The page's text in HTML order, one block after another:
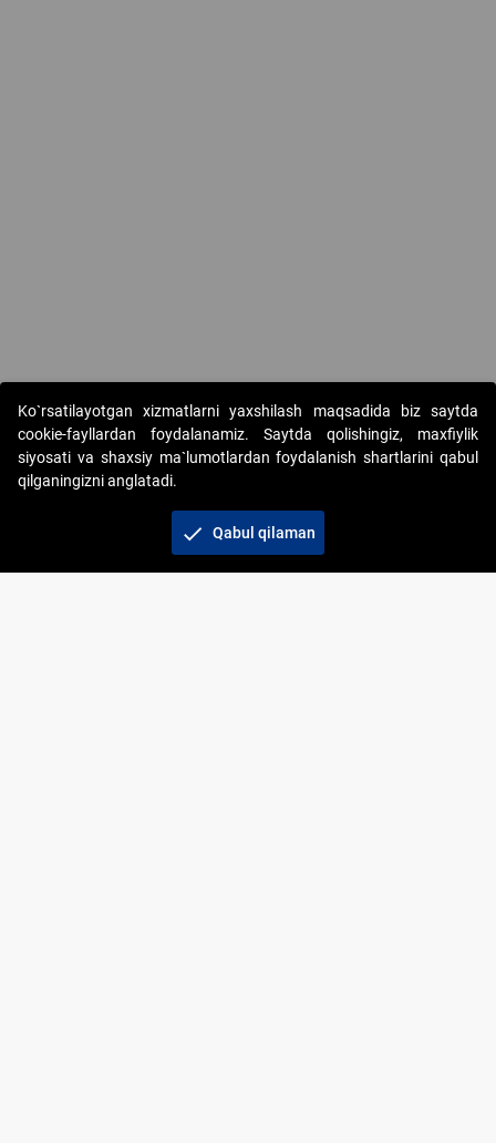
Copyright © 2017-2026. "Elektron onlayn-auksionlarni
tashkil etish" AJ. Barcha huquqlar himoyalangan
Ko`rsatilayotgan xizmatlarni yaxshilash maqsadida biz saytda
cookie-fayllardan foydalanamiz. Saytda qolishingiz, maxfiylik
siyosati va shaxsiy ma`lumotlardan foydalanish shartlarini qabul
qilganingizni anglatadi.
check Qabul qilaman